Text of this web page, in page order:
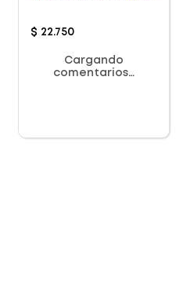
$ 22.750
Cargando
comentarios…